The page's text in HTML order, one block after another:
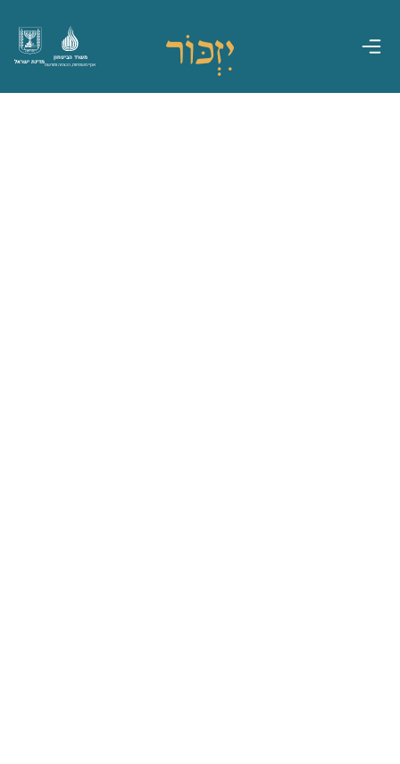
מדינת ישראל
משרד הביטחון
אגף משפחות, הנצחה ומורשת